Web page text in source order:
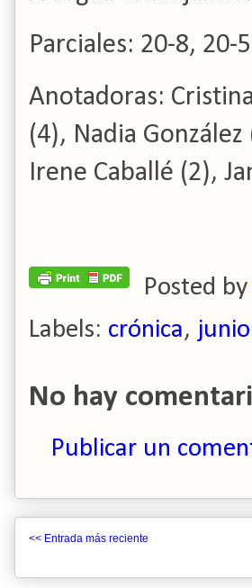
Parciales: 20-8,
Anotadoras:
(4), Nadia
Irene Caballé (2),
Posted by
Labels: crónica,
No hay
Publicar un
<< Entrada más reciente